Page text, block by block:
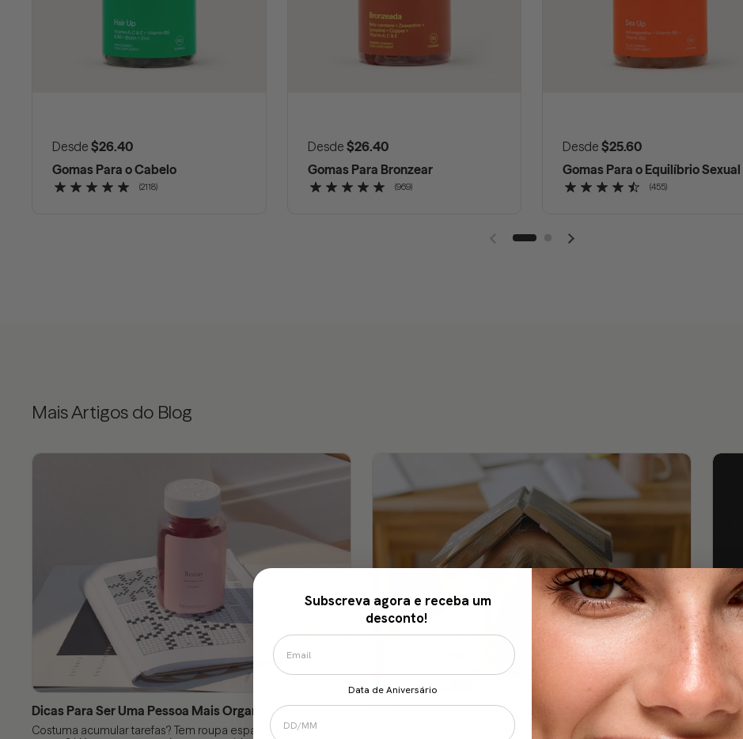
Preço normal
Desde $26.40
Gomas Para o Cabelo
(2118)
Preço normal
Desde $26.40
Gomas Para Bronzear
(969)
Preço normal
Desde $25.60
Gomas Para o Equilíbrio Sexual
(455)
Slide anterior Próximo slide
Mais Artigos do Blog
Dicas Para Ser Uma Pessoa Mais Organizada
Costuma acumular tarefas? Tem roupa espalhada pelo
A Ciência do Foco: como melhorar a concentração
Quando falamos em concentração já conhecemos as regras:
Subscreva agora e receba um
desconto!
Data de Aniversário